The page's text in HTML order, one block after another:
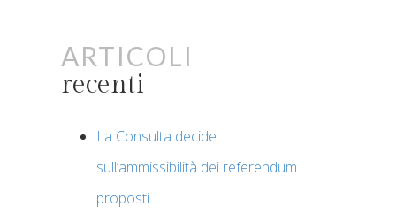
Articoli
recenti
La Consulta decide
sull’ammissibilità dei referendum
proposti